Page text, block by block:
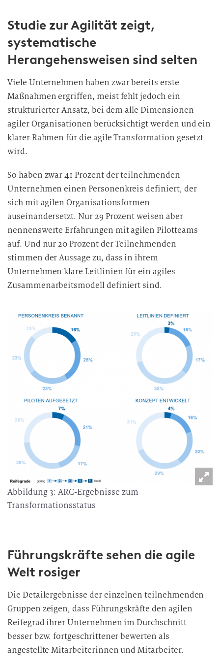
l
i
g
n
g
i
n
D
t
e
n
v
e
r
a
i
n
Studie zur Agilität zeigt,
systematische
Herangehensweisen sind selten
Viele Unternehmen haben zwar bereits erste
Maßnahmen ergriffen, meist fehlt jedoch ein
strukturierter Ansatz, bei dem alle Dimensionen
agiler Organisationen berücksichtigt werden und ein
klarer Rahmen für die agile Transformation gesetzt
wird.
So haben zwar 41 Prozent der teilnehmenden
Unternehmen einen Personenkreis definiert, der
sich mit agilen Organisationsformen
auseinandersetzt. Nur 29 Prozent weisen aber
nennenswerte Erfahrungen mit agilen Pilotteams
auf. Und nur 20 Prozent der Teilnehmenden
stimmen der Aussage zu, dass in ihrem
Unternehmen klare Leitlinien für ein agiles
Zusammenarbeitsmodell definiert sind.
Abbildung 3: ARC-Ergebnisse zum
Transformationsstatus
Führungskräfte sehen die agile
Welt rosiger
Die Detailergebnisse der einzelnen teilnehmenden
Gruppen zeigen, dass Führungskräfte den agilen
Reifegrad ihrer Unternehmen im Durchschnitt
besser bzw. fortgeschrittener bewerten als
angestellte Mitarbeiterinnen und Mitarbeiter.